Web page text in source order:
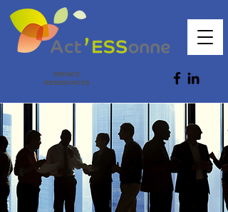
ESPACE
RESSOURCES